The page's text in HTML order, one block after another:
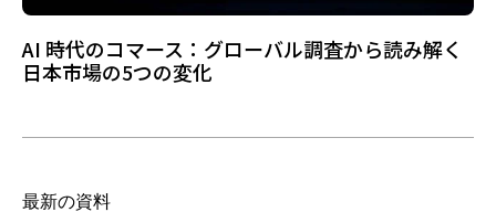
AI 時代のコマース：グローバル調査から読み解く
日本市場の5つの変化
最新の資料